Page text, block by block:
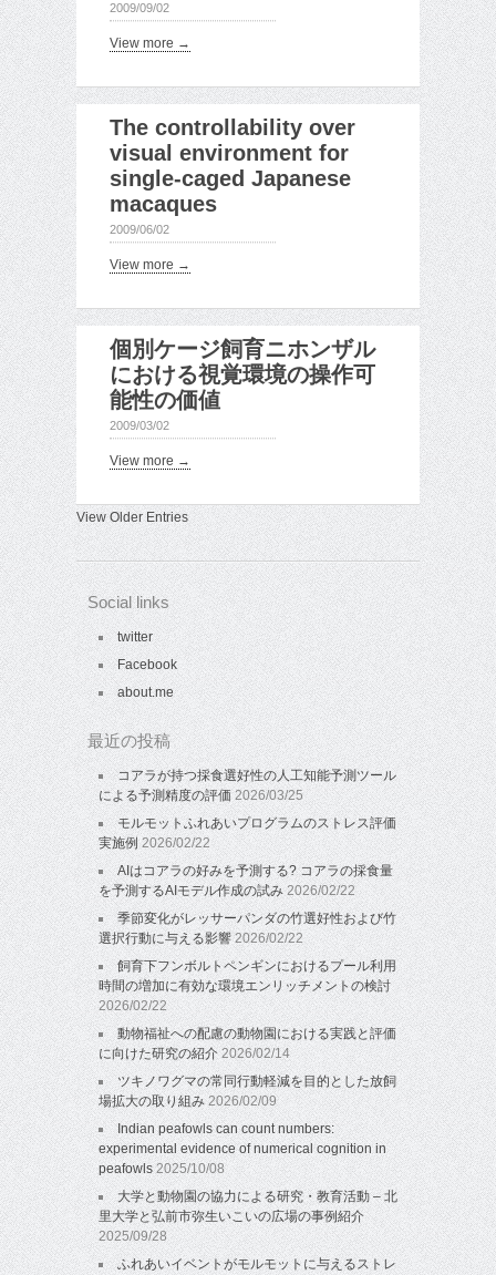
2009/09/02
View more →
The controllability over
visual environment for
single-caged Japanese
macaques
2009/06/02
View more →
個別ケージ飼育ニホンザル
における視覚環境の操作可
能性の価値
2009/03/02
View more →
View Older Entries
Social links
twitter
Facebook
about.me
最近の投稿
コアラが持つ採食選好性の人工知能予測ツール
による予測精度の評価 2026/03/25
モルモットふれあいプログラムのストレス評価
実施例 2026/02/22
AIはコアラの好みを予測する? コアラの採食量
を予測するAIモデル作成の試み 2026/02/22
季節変化がレッサーパンダの竹選好性および竹
選択行動に与える影響 2026/02/22
飼育下フンボルトペンギンにおけるプール利用
時間の増加に有効な環境エンリッチメントの検討
2026/02/22
動物福祉への配慮の動物園における実践と評価
に向けた研究の紹介 2026/02/14
ツキノワグマの常同行動軽減を目的とした放飼
場拡大の取り組み 2026/02/09
Indian peafowls can count numbers:
experimental evidence of numerical cognition in
peafowls 2025/10/08
大学と動物園の協力による研究・教育活動 – 北
里大学と弘前市弥生いこいの広場の事例紹介
2025/09/28
ふれあいイベントがモルモットに与えるストレ